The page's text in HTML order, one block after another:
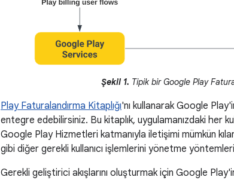
Şekil 1. Tipik bir Google Play
Play Faturalandırma Kitaplığı'nı kullanarak Google
entegre edebilirsiniz. Bu kitaplık, uygulamanızdaki her
Google Play Hizmetleri katmanıyla iletişimi mümkün
gibi diğer gerekli kullanıcı işlemlerini yönetme
Gerekli geliştirici akışlarını oluşturmak için Google